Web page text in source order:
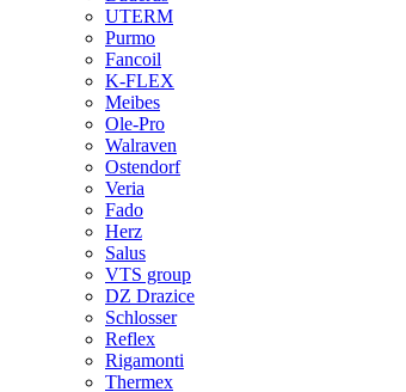
UTERM
Purmo
Fancoil
K-FLEX
Meibes
Ole-Pro
Walraven
Ostendorf
Veria
Fado
Herz
Salus
VTS group
DZ Drazice
Schlosser
Reflex
Rigamonti
Thermex